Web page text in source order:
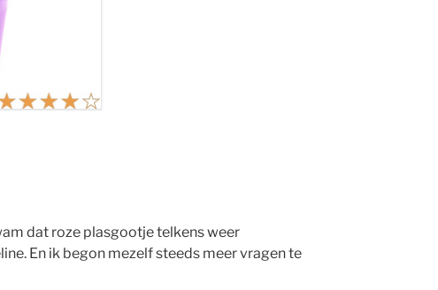
dat roze plasgootje telkens weer
En ik begon mezelf steeds meer vragen te